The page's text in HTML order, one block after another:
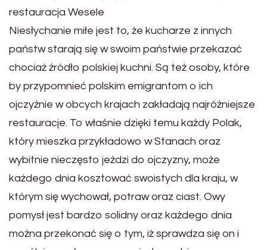
restauracja Wesele
Niesłychanie miłe jest to, że kucharze z innych
państw starają się w swoim państwie przekazać
chociaż źródło polskiej kuchni. Są też osoby, które
by przypomnieć polskim emigrantom o ich
ojczyźnie w obcych krajach zakładają najróżniejsze
restauracje. To właśnie dzięki temu każdy Polak,
który mieszka przykładowo w Stanach oraz
wybitnie nieczęsto jeździ do ojczyzny, może
każdego dnia kosztować swoistych dla kraju, w
którym się wychował, potraw oraz ciast. Owy
pomysł jest bardzo solidny oraz każdego dnia
można przekonać się o tym, iż sprawdza się on i